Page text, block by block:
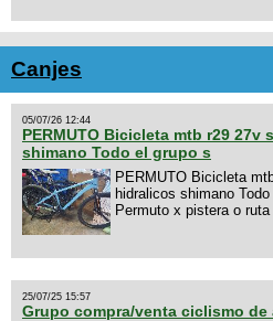
Canjes
05/07/26 12:44
PERMUTO Bicicleta mtb r29
shimano Todo el grupo s
PERMUTO Bicicleta
hidralicos shimano
Permuto x pistera o ruta
25/07/25 15:57
Grupo compra/venta ciclismo de